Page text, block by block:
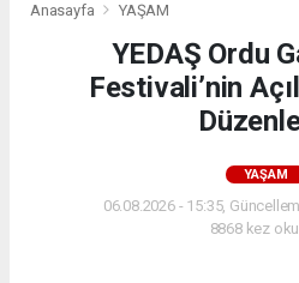
Anasayfa YAŞAM
YEDAŞ Ordu
Festivali’nin
YAŞAM
06.08.2026 - 15:35,
8868 kez